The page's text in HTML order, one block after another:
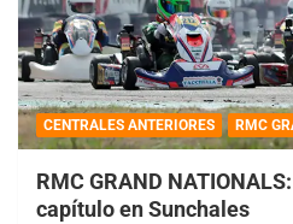
CENTRALES ANTERIORES RMC
RMC GRAND
capítulo en Sunchales